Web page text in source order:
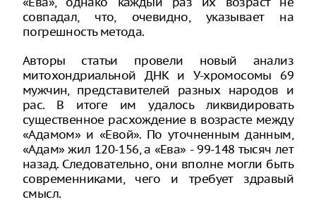
совпадал, что, очевидно, указывает на
погрешность метода.
Авторы статьи провели новый анализ
митохондриальной ДНК и У-хромосомы 69
мужчин, представителей разных народов и
рас. В итоге им удалось ликвидировать
существенное расхождение в возрасте между
«Адамом» и «Евой». По уточненным данным,
«Адам» жил 120-156, а «Ева» - 99-148 тысяч лет
назад. Следовательно, они вполне могли быть
современниками, чего и требует здравый
смысл.